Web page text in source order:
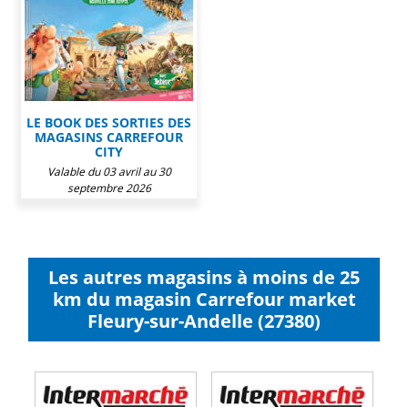
LE BOOK DES SORTIES DES
MAGASINS CARREFOUR
CITY
Valable du 03 avril au 30
septembre 2026
Les autres magasins à moins de 25
km du magasin Carrefour market
Fleury-sur-Andelle (27380)